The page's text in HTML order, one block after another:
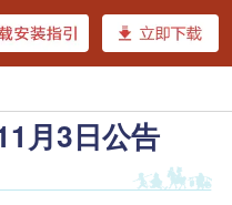
月3日公告